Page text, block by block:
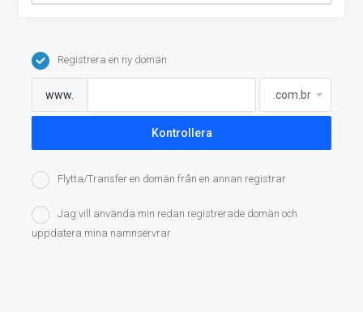
Registrera en ny domän
www.
Kontrollera
Flytta/Transfer en domän från en annan registrar
Jag vill använda min redan registrerade domän och
uppdatera mina namnservrar